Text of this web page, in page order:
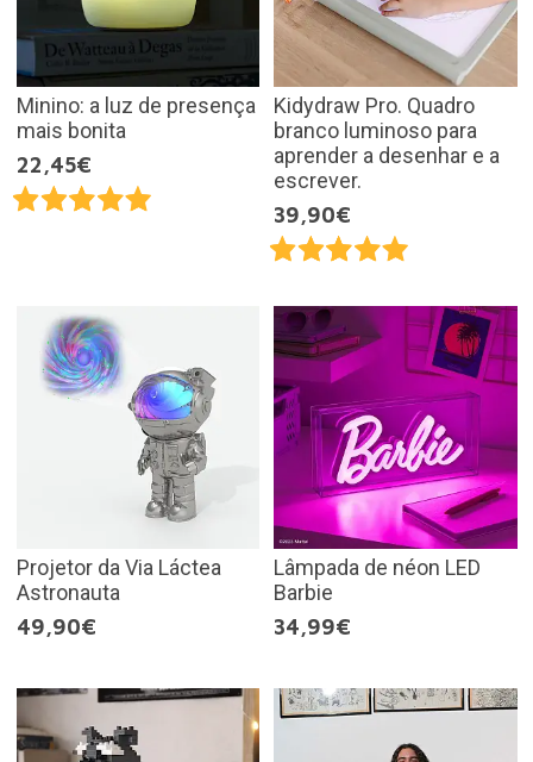
Minino: a luz de presença
mais bonita
22,45€
Kidydraw Pro. Quadro
branco luminoso para
aprender a desenhar e a
escrever.
39,90€
Projetor da Via Láctea
Astronauta
49,90€
Lâmpada de néon LED
Barbie
34,99€